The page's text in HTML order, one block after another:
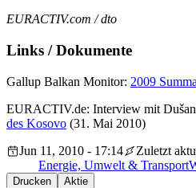
EURACTIV.com / dto
Links / Dokumente
Gallup Balkan Monitor: 2009
EURACTIV.de: Interview mit
des Kosovo (31. Mai 2010)
Jun 11, 2010 - 17:14
Zuletzt
Energie, Umwelt & Transport
Drucken Aktie